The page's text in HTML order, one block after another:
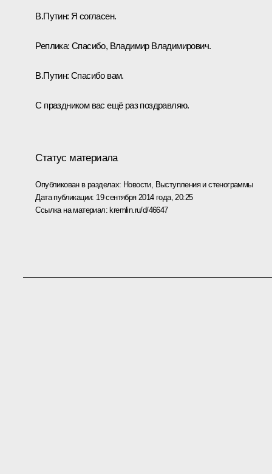
В.Путин: Я согласен.
Реплика: Спасибо, Владимир Владимирович.
В.Путин: Спасибо вам.
С праздником вас ещё раз поздравляю.
Статус материала
Опубликован в разделах: Новости, Выступления и стенограммы
Дата публикации: 19 сентября 2014 года, 20:25
Ссылка на материал: kremlin.ru/d/46647